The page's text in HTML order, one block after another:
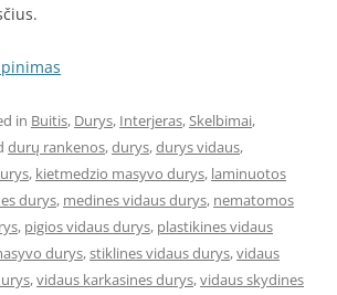
in Buitis, Durys, Interjeras,Skelbimai,
durų rankenos,durys,durys vidaus,
, kietmedzio masyvo durys, laminuotos
durys, medines vidaus durys, nematomos
, pigios vidaus durys, plastikines vidaus
durys,stiklines vidaus durys,vidaus
,vidaus karkasines durys,vidaus skydines